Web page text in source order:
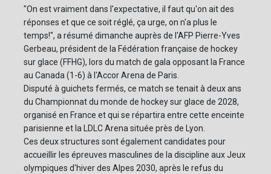
"On est vraiment dans l'expectative, il faut qu'on ait des
réponses et que ce soit réglé, ça urge, on n'a plus le
temps!", a résumé dimanche auprès de l'AFP Pierre-Yves
Gerbeau, président de la Fédération française de hockey
sur glace (FFHG), lors du match de gala opposant la France
au Canada (1-6) à l'Accor Arena de Paris.
Disputé à guichets fermés, ce match se tenait à deux ans
du Championnat du monde de hockey sur glace de 2028,
organisé en France et qui se répartira entre cette enceinte
parisienne et la LDLC Arena située près de Lyon.
Ces deux structures sont également candidates pour
accueillir les épreuves masculines de la discipline aux Jeux
olympiques d'hiver des Alpes 2030, après le refus du